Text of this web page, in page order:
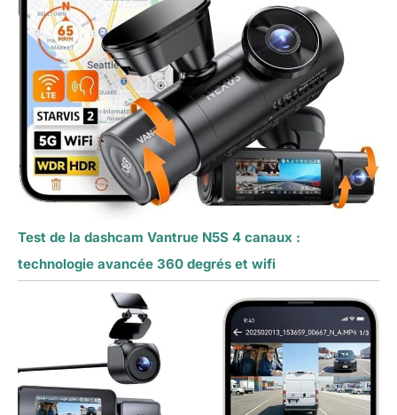
Test de la dashcam Vantrue N5S 4 canaux :
technologie avancée 360 degrés et wifi